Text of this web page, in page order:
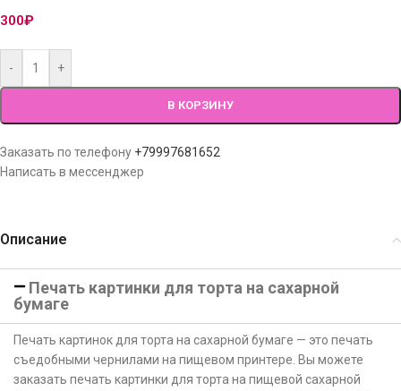
300₽
- +
В КОРЗИНУ
Заказать по телефону +79997681652
Написать в мессенджер
Описание
Печать картинки для торта на сахарной
бумаге
Печать картинок для торта на сахарной бумаге — это печать
съедобными чернилами на пищевом принтере. Вы можете
заказать печать картинки для торта на пищевой сахарной